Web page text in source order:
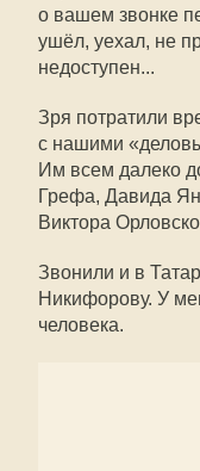
о вашем звонке
ушёл, уехал, не
недоступен...
Зря потратили
с нашими
Им всем далеко
Грефа, Давида
Виктора
Звонили и в
Никифорову. У
человека.